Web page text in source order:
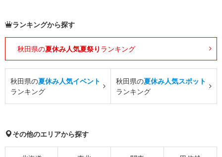
ランキングから探す
秋田県の夏休み人気夏祭り ランキング
秋田県の夏休み人気イベント
ランキング
秋田県の夏休み人気スポット
ランキング
その他のエリアから探す